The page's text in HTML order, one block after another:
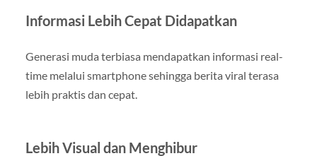
Informasi Lebih Cepat Didapatkan
Generasi muda terbiasa mendapatkan informasi real-
time melalui smartphone sehingga berita viral terasa
lebih praktis dan cepat.
Lebih Visual dan Menghibur